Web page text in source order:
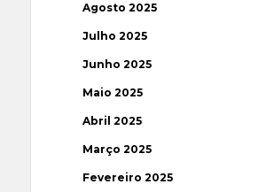
Agosto 2025
Julho 2025
Junho 2025
Maio 2025
Abril 2025
Março 2025
Fevereiro 2025